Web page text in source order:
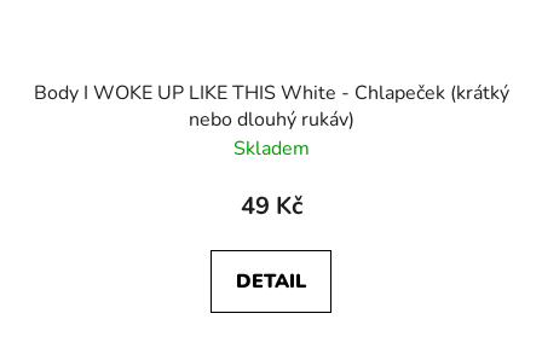
Body I WOKE UP LIKE THIS White - Chlapeček (krátký
nebo dlouhý rukáv)
Skladem
49 Kč
DETAIL